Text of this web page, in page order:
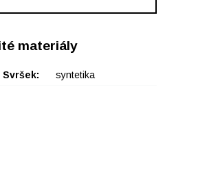
materiály
Svršek: syntetika